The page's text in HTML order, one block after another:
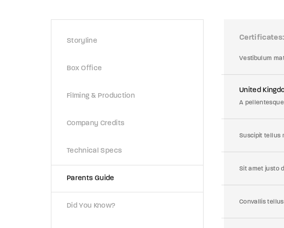
Storyline
Box Office
Filming & Production
Company Credits
Technical Specs
Parents Guide
Did You Know?
Certificates
Vestibulum
United
A
Suscipit tellus
Sit amet justo
Convallis
By signing in, you